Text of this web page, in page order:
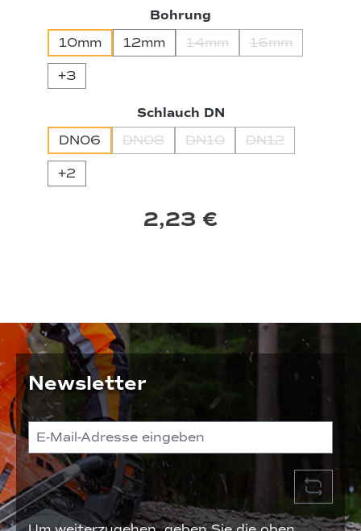
Bohrung
10mm
12mm 14mm 16mm
+3
Schlauch DNauswählen
DN06
DN08 DN10 DN12
+2
2,23 €
Newsletter